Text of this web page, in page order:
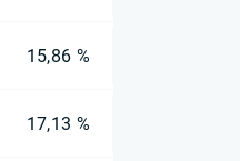
15,86 %
17,13 %